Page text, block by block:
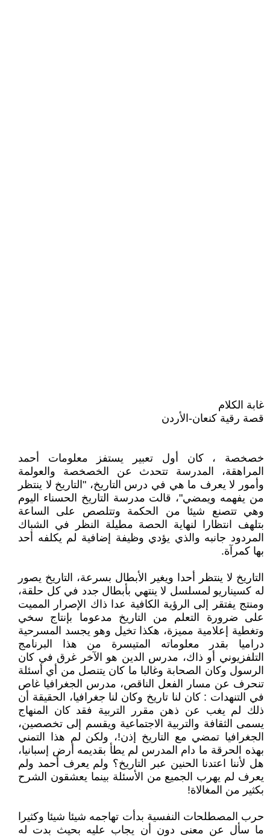
غابة الكلام
قصة رقية كنعان-الأردن
خصخصة ، كان أول تعبير يستفز معلومات أحمد
المراهقة، المدرسة تتحدث عن الخصخصة والعولمة
وأمور لا يعرف ما هي في درس التاريخ، "التاريخ لا ينتظر
من يفهمه ويمضي"، قالت مدرسة التاريخ الحسناء اليوم
وهي تتصنع شيئا من الحكمة وتتلصص على الساعة
بتلهف انتظارا لنهاية الحصة مطيلة النظر في الشباك
المردود جانبه والذي يؤدي وظيفة إضافية لم يكلفه أحد
بها كمرآة.
التاريخ لا ينتظر أحدا ويغير الأبطال بسرعة، التاريخ يصور
له كسيناريو لمسلسل لا ينتهي بأبطال جدد في كل حلقة،
ومنتج يفتقر إلى الرؤية الكافية عدا ذاك الإصرار المميت
على ضرورة التعلم من التاريخ مدعوما بإنتاج سخي
وتغطية إعلامية مميزة، هكذا تخيل وهو يجسد المسرحية
دراميا بقدر معلوماته المتيسرة من هذا البرنامج
التلفزيوني أو ذاك، مدرس الدين هو الآخر غرق في كان
الرسول وكان الصحابة وغالبا ما كان يتنصل من أي أسئلة
تنحرف عن مسار الفعل الناقص، مدرس الجغرافيا غاص
في التنهدات : كان لنا تاريخ وكان لنا جغرافيا، الحقيقة أن
ذلك لم يغب عن ذهن مقرر التربية فقد كان المنهاج
يسمى الثقافة والتربية الاجتماعية ويقسم إلى تخصصين،
الجغرافيا تمضي مع التاريخ إذن!، ولكن لم هذا التمني
بهذه الحرقة ما دام المدرس لم يطأ بقديمه أرض إسبانيا،
هل لأننا اعتدنا الحنين عبر التاريخ؟ ولم يعرف أحمد ولم
يعرف لم يهرب الجميع من الأسئلة بينما يعشقون الشرح
بكثير من المغالاة!
حرب المصطلحات النفسية بدأت تهاجمه شيئا شيئا وكثيرا
ما سأل عن معنى دون أن يجاب عليه بحيث بدت له